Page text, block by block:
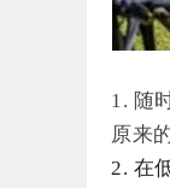
1. 随
原来
2. 在